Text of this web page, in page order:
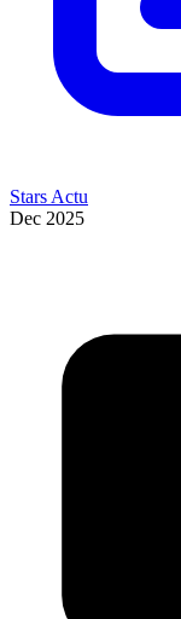
Stars Actu
Dec 2025